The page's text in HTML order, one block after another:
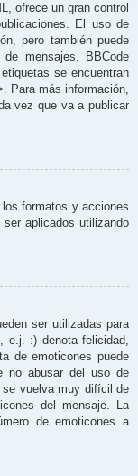
ofrece un gran control
El uso de
pero también puede
mensajes. BBCode
se encuentran
Para más información,
vez que va a publicar
formatos y acciones
aplicados utilizando
ser utilizadas para
e.j. :) denota felicidad,
de emoticones puede
no abusar del uso de
se vuelva muy difícil de
del mensaje. La
de emoticones a